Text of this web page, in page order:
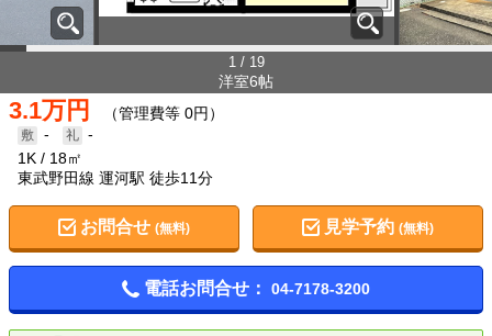
1 / 19
洋室6帖
3.1万円 （管理費等 0円）
-
-
1K
18㎡
東武野田線 運河駅 徒歩11分
お問合せ (無料) 見学予約(無料)
電話お問合せ： 04-7178-3200